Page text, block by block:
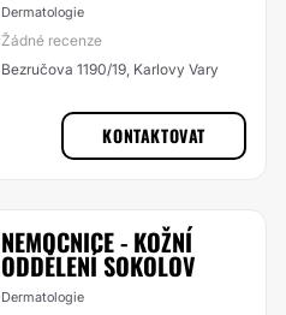
Dermatologie
Žádné recenze
Bezručova 1190/19, Karlovy Vary
KONTAKTOVAT
NEMOCNICE - KOŽNÍ
ODDĚLENÍ SOKOLOV
Dermatologie